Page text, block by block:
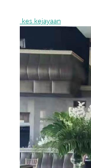
kes kejayaan